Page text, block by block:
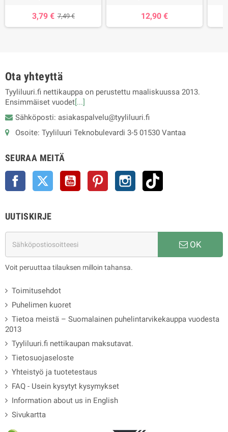
3,79 € 7,49 € 12,90 €
Ota yhteyttä
Tyyliluuri.fi nettikauppa on perustettu maaliskuussa 2013.
Ensimmäiset vuodet[...]
Sähköposti: asiakaspalvelu@tyyliluuri.fi
Osoite: Tyyliluuri Teknobulevardi 3-5 01530 Vantaa
SEURAA MEITÄ
Facebook Twitter YouTube Pinterest Instagram
UUTISKIRJE
OK
Voit peruuttaa tilauksen milloin tahansa.
Toimitusehdot
Puhelimen kuoret
Tietoa meistä – Suomalainen puhelintarvikekauppa vuodesta
2013
Tyyliluuri.fi nettikaupan maksutavat.
Tietosuojaseloste
Yhteistyö ja tuotetestaus
FAQ - Usein kysytyt kysymykset
Information about us in English
Sivukartta